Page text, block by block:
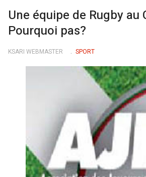
Une équipe de Rugby au
Pourquoi pas?
KSARI WEBMASTER SPORT